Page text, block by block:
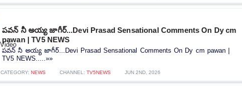
పవన్ నీ అయ్య జాగీర్...Devi Prasad Sensational Comments On Dy cm
pawan | TV5 NEWS
పవన్ నీ అయ్య జాగీర్...Devi Prasad Sensational Comments On Dy cm pawan |
TV5 NEWS.....»»
CATEGORY: NEWS CHANNEL: TV5NEWS JUN 2ND, 2026